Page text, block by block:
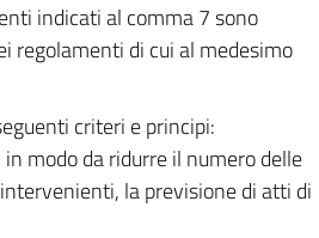
indicati al comma 7 sono
regolamenti di cui al medesimo
criteri e principi:
modo da ridurre il numero delle
la previsione di atti di